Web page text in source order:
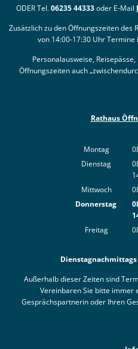
ODER Tel.06235 44333oder E-Mail
Zusätzlich zu den Öffnungszeiten des
von 14:00-17:30 Uhr
Personalausweise,
Öffnungszeiten auch
Rathaus
Montag
Dienstag
Mittwoch
Donnerstag
Freitag
Außerhalb dieser Zeiten sind
Vereinbaren Sie bitte immer
Gesprächspartnerin oder Ihren